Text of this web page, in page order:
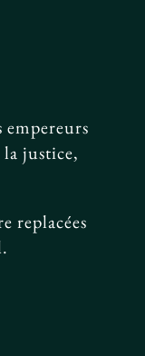
empereurs
la justice,
replacées